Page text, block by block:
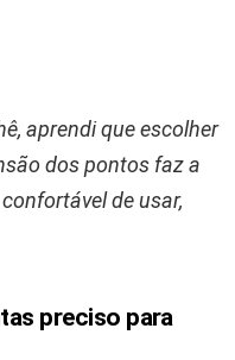
aprendi que escolher
dos pontos faz a
de usar,
preciso para